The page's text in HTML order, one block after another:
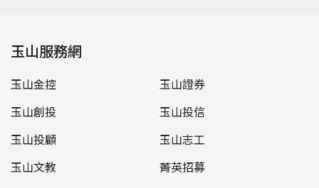
玉山服務網
玉山金控
玉山證券
玉山創投
玉山投信
玉山投顧
玉山志工
玉山文教
菁英招募